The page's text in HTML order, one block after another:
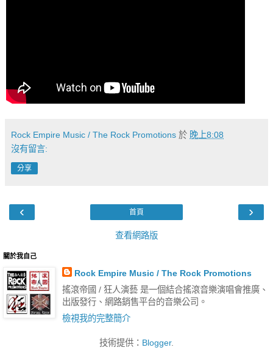
Rock Empire Music / The Rock Promotions 於 晚上8:08
沒有留言:
分享
‹ ›
首頁
查看網路版
關於我自己
Rock Empire Music / The Rock Promotions
搖滾帝國 / 狂人演藝 是一個結合搖滾音樂演唱會推廣、
出版發行、網路銷售平台的音樂公司。
檢視我的完整簡介
技術提供： Blogger.